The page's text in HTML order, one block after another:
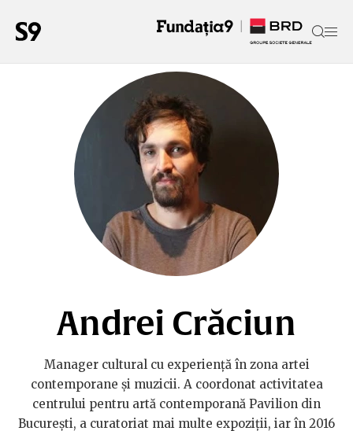
Andrei Crăciun
Manager cultural cu experienţă în zona artei
contemporane și muzicii. A coordonat activitatea
centrului pentru artă contemporană Pavilion din
Bucureşti, a curatoriat mai multe expoziții, iar în 2016